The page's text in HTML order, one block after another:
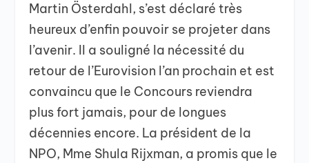
Martin Österdahl, s’est déclaré très
heureux d’enfin pouvoir se projeter dans
l’avenir. Il a souligné la nécessité du
retour de l’Eurovision l’an prochain et est
convaincu que le Concours reviendra
plus fort jamais, pour de longues
décennies encore. La président de la
NPO, Mme Shula Rijxman, a promis que le